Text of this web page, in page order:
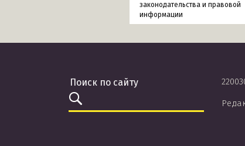
законодательства и правовой
информации